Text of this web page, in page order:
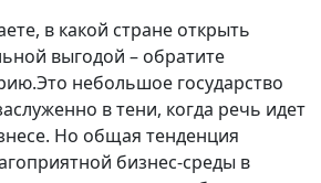
в какой стране открыть
выгодой – обратите
небольшое государство
в тени, когда речь идет
Но общая тенденция
бизнес-среды в